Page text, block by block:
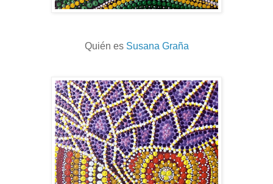
Quién es Susana Graña